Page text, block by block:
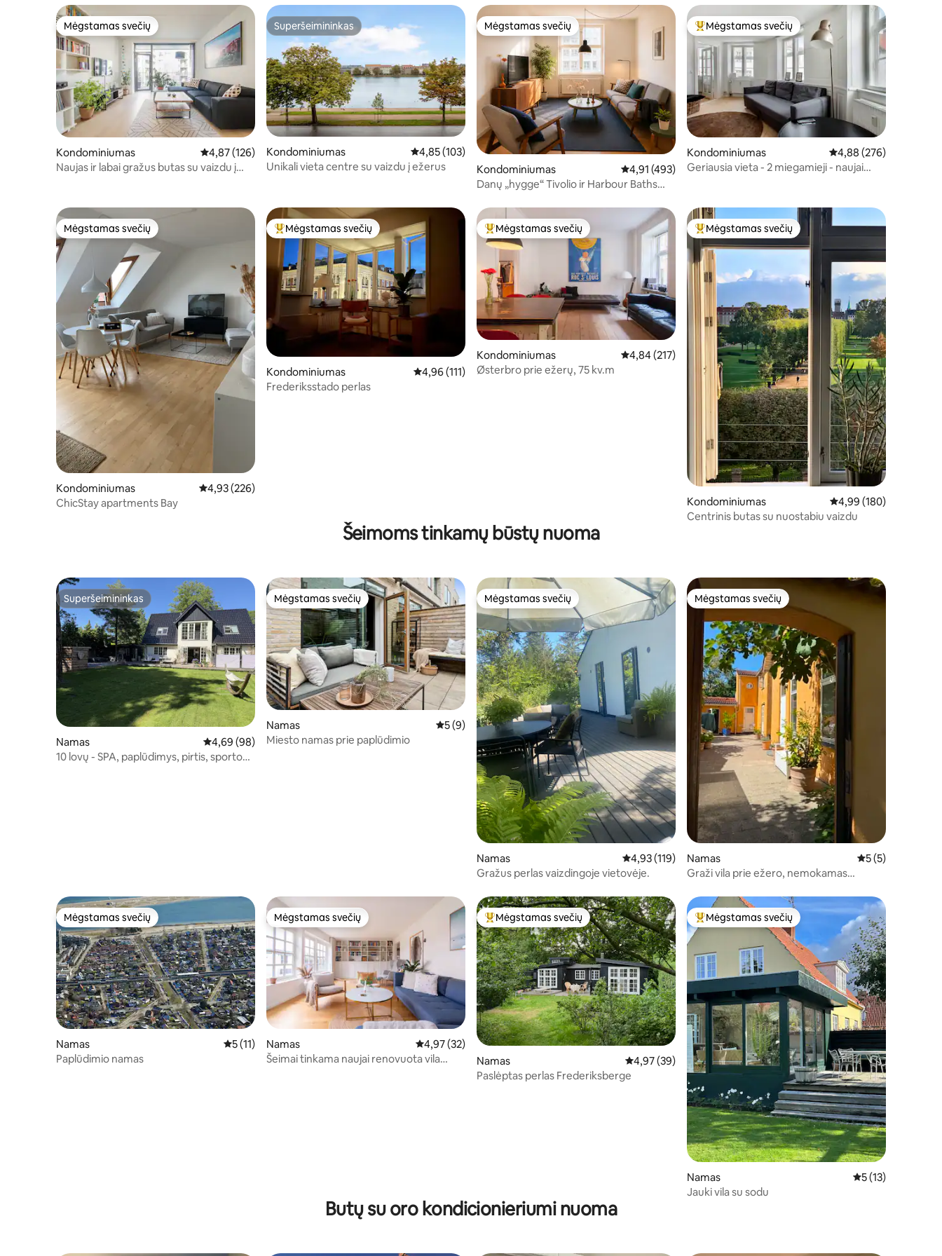
Mėgstamas svečių
Mėgstamas svečių
Kondominiumas Vidutinis įvertinimas: 4,87 iš 5, atsiliepimų: 126
4,87 (126)
Naujas ir labai gražus butas su vaizdu į
Superšeimininkas
Superšeimininkas
Kondominiumas Vidutinis įvertinimas: 4,85 iš 5, atsiliepimų: 103
4,85 (103)
Unikali vieta centre su vaizdu į ežerus
Mėgstamas svečių
Mėgstamas svečių
Kondominiumas Vidutinis įvertinimas: 4,91 iš 5, atsiliepimų: 493
4,91 (493)
Danų „hygge“ Tivolio ir Harbour Baths
Svečių mėgstamiausias
Mėgstamas svečių
Kondominiumas Vidutinis įvertinimas:
4,88 (276)
Geriausia vieta - 2 miegamieji - naujai
Mėgstamas svečių
Mėgstamas svečių
Kondominiumas Vidutinis įvertinimas: 4,93 iš 5, atsiliepimų: 226
4,93 (226)
ChicStay apartments Bay
Svečių mėgstamiausias
Mėgstamas svečių
Kondominiumas Vidutinis įvertinimas: 4,96 iš 5, atsiliepimų: 111
4,96 (111)
Frederiksstado perlas
Svečių mėgstamiausias
Mėgstamas svečių
Kondominiumas Vidutinis įvertinimas: 4,84 iš 5, atsiliepimų: 217
4,84 (217)
Østerbro prie ežerų, 75 kv.m
Svečių mėgstamiausias
Mėgstamas svečių
Kondominiumas Vidutinis įvertinimas:
4,99 (180)
Centrinis butas su nuostabiu vaizdu
Šeimoms tinkamų būstų nuoma
Superšeimininkas
Superšeimininkas
Namas Vidutinis įvertinimas: 4,69 iš 5, atsiliepimų: 98
4,69 (98)
10 lovų - SPA, paplūdimys, pirtis, sporto
Mėgstamas svečių
Mėgstamas svečių
Namas Vidutinis įvertinimas: 5 iš 5, atsiliepimų: 9
5 (9)
Miesto namas prie paplūdimio
Mėgstamas svečių
Mėgstamas svečių
Namas Vidutinis įvertinimas: 4,93 iš 5, atsiliepimų: 119
4,93 (119)
Gražus perlas vaizdingoje vietovėje.
Mėgstamas svečių
Mėgstamas svečių
Namas Vidutinis
5 (5)
Graži vila prie ežero, nemokamas
Mėgstamas svečių
Mėgstamas svečių
Namas Vidutinis įvertinimas: 5 iš 5, atsiliepimų: 11
5 (11)
Paplūdimio namas
Mėgstamas svečių
Mėgstamas svečių
Namas Vidutinis įvertinimas: 4,97 iš 5, atsiliepimų: 32
4,97 (32)
Šeimai tinkama naujai renovuota vila
Svečių mėgstamiausias
Mėgstamas svečių
Namas Vidutinis įvertinimas: 4,97 iš 5, atsiliepimų: 39
4,97 (39)
Paslėptas perlas Frederiksberge
Svečių mėgstamiausias
Mėgstamas svečių
Namas Vidutinis
5 (13)
Jauki vila su sodu
Butų su oro kondicionieriumi nuoma